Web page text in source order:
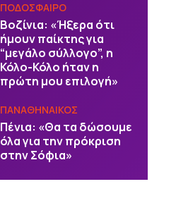
ΠΟΔΟΣΦΑΙΡΟ
Βοζίνια: «Ήξερα ότι
ήμουν παίκτης για
“μεγάλο σύλλογο”, η
Κόλο-Κόλο ήταν η
πρώτη μου επιλογή»
ΠΑΝΑΘΗΝΑΙΚΟΣ
Πένια: «Θα τα δώσουμε
όλα για την πρόκριση
στην Σόφια»